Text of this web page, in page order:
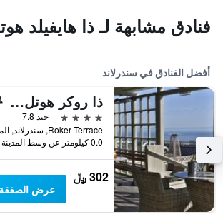
فنادق مشابهة لـ ذا هايفيلد
أفضل الفنادق في سندرلاند
ذا روكر هوتل، بي دبليو بريمير كوليكشن
4 نجوم
جيد 7.8
0.0 كيلومتر عن وسط المدينة
302 ﷼
عرض الصفقة